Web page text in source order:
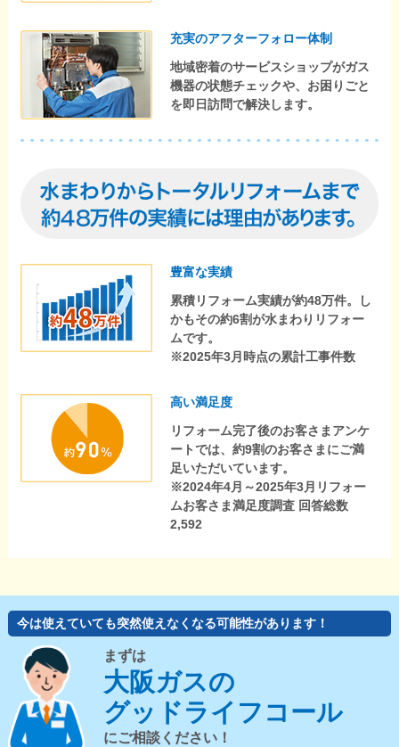
充実のアフターフォロー体制
地域密着のサービスショップがガス
機器の状態チェックや、お困りごと
を即日訪問で解決します。
豊富な実績
累積リフォーム実績が約48万件。し
かもその約6割が水まわりリフォー
ムです。
※2025年3月時点の累計工事件数
高い満足度
リフォーム完了後のお客さまアンケ
ートでは、約9割のお客さまにご満
足いただいています。
※2024年4月～2025年3月リフォー
ムお客さま満足度調査 回答総数
2,592
今は使えていても突然使えなくなる可能性があります！
まずは
大阪ガスの
グッドライフコール
にご相談ください！